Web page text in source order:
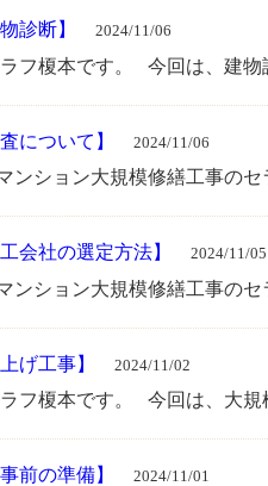
診断】 2024/11/06
フ榎本です。 今回は、建物
について】 2024/11/06
ンション大規模修繕工事のセ
会社の選定方法】 2024/11/05
ンション大規模修繕工事のセ
げ工事】 2024/11/02
フ榎本です。 今回は、大規
前の準備】 2024/11/01